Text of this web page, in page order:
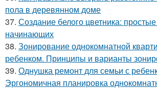
пола в деревянном доме
37. Создание белого цветника:
начинающих
38. Зонирование однокомнатной
ребенком. Принципы и варианты
39. Однушка ремонт для семьи с
Эргономичная планировка